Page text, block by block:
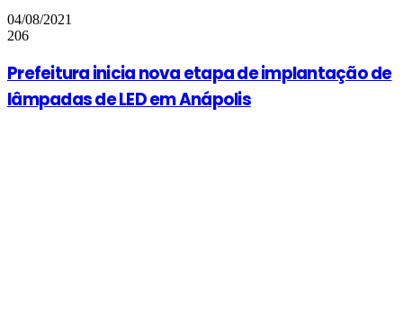
04/08/2021
206
Prefeitura inicia nova etapa de implantação de
lâmpadas de LED em Anápolis